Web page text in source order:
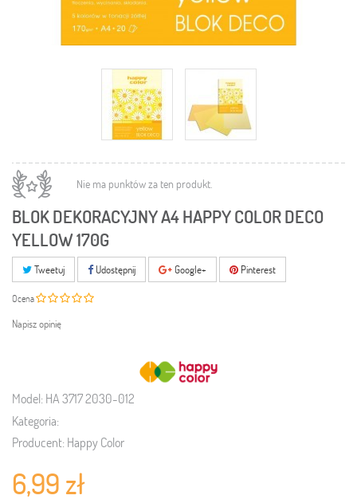
Nie ma punktów za ten produkt.
BLOK DEKORACYJNY A4 HAPPY COLOR DECO
YELLOW 170G
Tweetuj Udostępnij Google+ Pinterest
Ocena
Napisz opinię
Model: HA 3717 2030-012
Kategoria:
Producent: Happy Color
6,99 zł